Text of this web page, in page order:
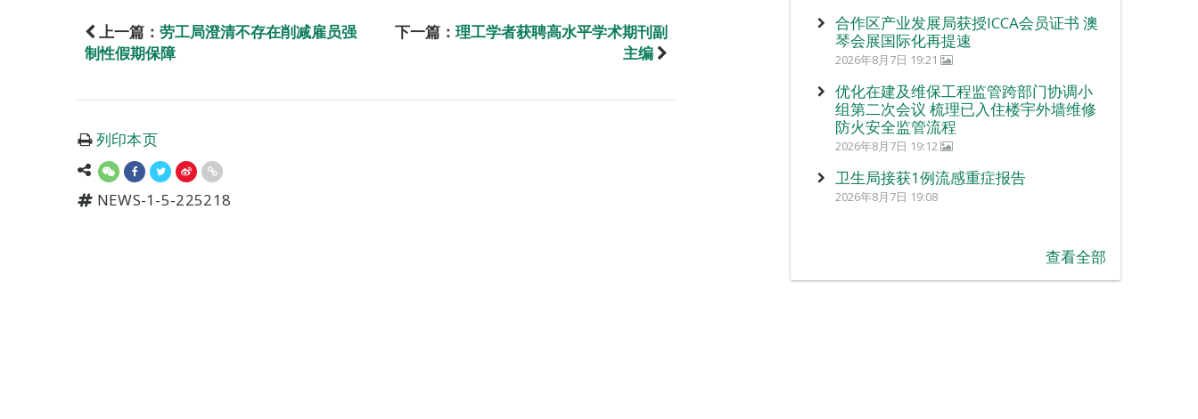
上一篇： 劳工局澄清不存在削减雇员强
制性假期保障
下一篇： 理工学者获聘高水平学术期刊副
主编
列印本页
NEWS-1-5-225218
合作区产业发展局获授ICCA会员证书 澳
琴会展国际化再提速
2026年8月7日 19:21
优化在建及维保工程监管跨部门协调小
组第二次会议 梳理已入住楼宇外墙维修
防火安全监管流程
2026年8月7日 19:12
卫生局接获1例流感重症报告
2026年8月7日 19:08
查看全部